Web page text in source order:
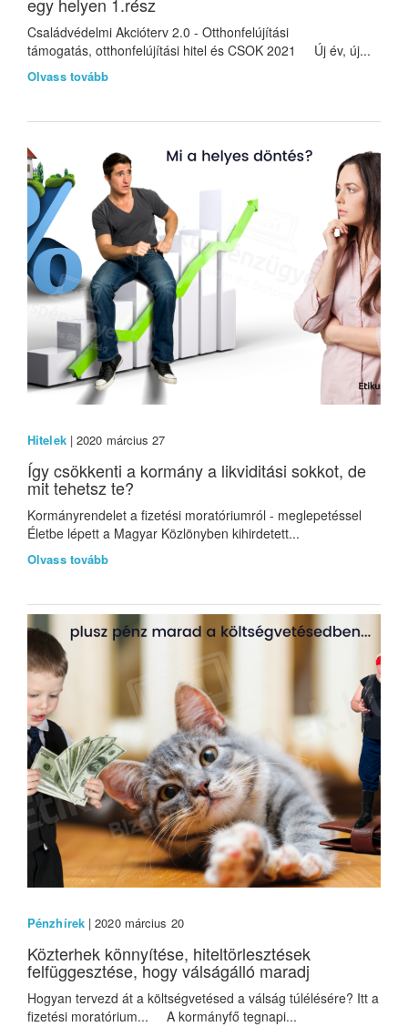
Családvédelmi Akcióterv 2.0 - Otthonfelújítási
támogatás, otthonfelújítási hitel és CSOK 2021 Új év, új...
Olvass tovább
Hitelek| 2020 március 27
Így csökkenti a kormány a likviditási sokkot, de
mit tehetsz te?
Kormányrendelet a fizetési moratóriumról - meglepetéssel
Életbe lépett a Magyar Közlönyben kihirdetett...
Olvass tovább
Pénzhírek| 2020 március 20
Közterhek könnyítése, hiteltörlesztések
felfüggesztése, hogy válságálló maradj
Hogyan tervezd át a költségvetésed a válság túlélésére? Itt a
fizetési moratórium... A kormányfő tegnapi...